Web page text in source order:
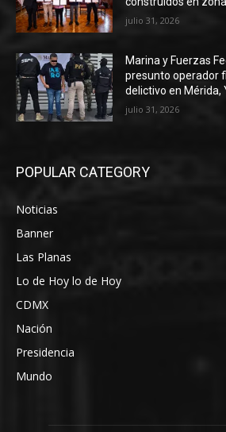
julio 31, 2026
Marina y Fuerzas
presunto operador
delictivo en Mérida,
julio 31, 2026
POPULAR CATEGORY
Noticias
Banner
Las Planas
Lo de Hoy lo de Hoy
CDMX
Nación
Presidencia
Mundo